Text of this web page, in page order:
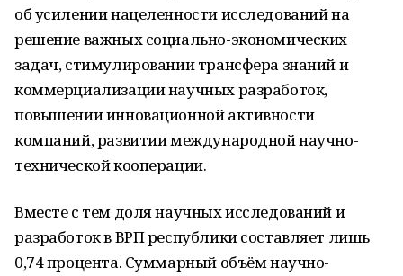
об усилении нацеленности исследований на
решение важных социально-экономических
задач, стимулировании трансфера знаний и
коммерциализации научных разработок,
повышении инновационной активности
компаний, развитии международной научно-
технической кооперации.
Вместе с тем доля научных исследований и
разработок в ВРП республики составляет лишь
0,74 процента. Суммарный объём научно-